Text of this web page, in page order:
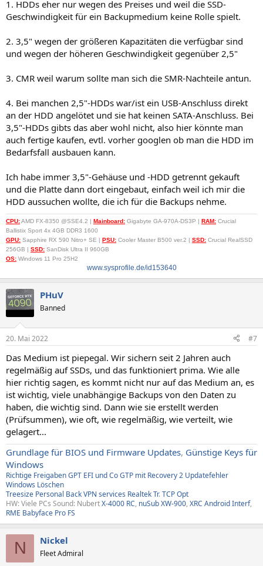
1. HDDs eher nur wegen des Preises und weil die SSD-
Geschwindigkeit für ein Backupmedium keine Rolle spielt.
2. 3,5" wegen der größeren Kapazitäten die verfügbar sind
und wegen der höheren Geschwindigkeit gegenüber 2,5"
3. CMR weil warum sollte man sich die SMR-Nachteile antun.
4. Bei manchen 2,5"-HDDs war/ist ein USB-Anschluss direkt
an der HDD angelötet und sie hat keinen SATA-Anschluss. Bei
3,5"-HDDs gibts das aber wohl nicht, also hier könnte man
auch fertige kaufen, evtl. vorher googlen ob man die HDD im
Bedarfsfall ausbauen kann.
Ich habe immer 3,5"-Gehäuse und -HDD getrennt gekauft
und die Platte dann dort eingebaut, einfach weil ich mir die
HDD aussuchen wollte, die ich für die Backups nehme.
CPU:AMD FX-8350 @SSE4.2 | Mainboard: Gigabyte GA-970A-DS3P | RAM: Crucial
Ballistix Sport 4x 4GB DDR3 1600
GPU: Sapphire RX 590 Nitro+ SE | PSU: Cooler Master B500 ver.2 | SSD: Crucial RealSSD
256GB | SSD: SanDisk Ultra II 960GB
OS: Windows 11 Pro 25H2
www.sysprofile.de/id153640
PHuV
Banned
20. Mai 2022 #7
Das Medium ist piepegal. Wir sichern seit 2 Jahren auch
regelmäßig auf SSDs, und das funktioniert prima. Wie alle
hier richtig sagen, es kommt nicht nur auf das Medium an, es
ist wichtig, viele unabhängige Backups von den Daten zu
haben, die wichtig sind. Dann wie sie erstellt werden
(Prüfsummen), wie oft, wie regelmäßig, wie verteilt, wie
gelagert...
Grundlage für BIOS und Firmware Updates, Günstige Keys für
Windows
Richtige FreigabenGPT EFI und CoGTP mit Recovery2 Updatefehler
Windows Löschen
Treesize Personal BackVPN services Realtek Tr.TCP Opt
HW: Viele PCs Sound: NubertX-4000 RC, nuSub XW-900, XRC Android Interf,
RME Babyface Pro FS
N Nickel
Fleet Admiral